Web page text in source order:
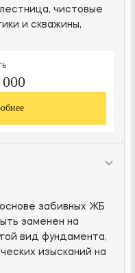
чистовые
и скважины,
забивных ЖБ
заменен на
вид фундамента,
изысканий на